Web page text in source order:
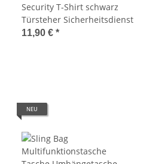
Security T-Shirt schwarz
Türsteher Sicherheitsdienst
11,90 € *
NEU